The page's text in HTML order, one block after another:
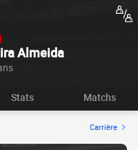
Almeida
Stats Matchs
Carrière